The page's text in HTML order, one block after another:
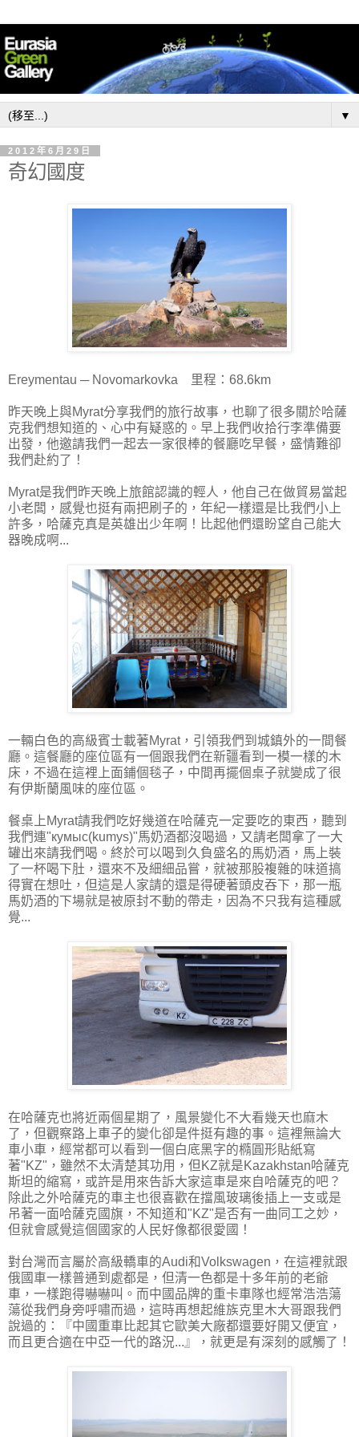
▼
2012年6月29日
奇幻國度
Ereymentau ─ Novomarkovka 里程：68.6km
昨天晚上與Myrat分享我們的旅行故事，也聊了很多關於哈薩
克我們想知道的、心中有疑惑的。早上我們收拾行李準備要
出發，他邀請我們一起去一家很棒的餐廳吃早餐，盛情難卻
我們赴約了！
Myrat是我們昨天晚上旅館認識的輕人，他自己在做貿易當起
小老闆，感覺也挺有兩把刷子的，年紀一樣還是比我們小上
許多，哈薩克真是英雄出少年啊！比起他們還盼望自己能大
器晚成啊...
一輛白色的高級賓士載著Myrat，引領我們到城鎮外的一間餐
廳。這餐廳的座位區有一個跟我們在新疆看到一模一樣的木
床，不過在這裡上面鋪個毯子，中間再擺個桌子就變成了很
有伊斯蘭風味的座位區。
餐桌上Myrat請我們吃好幾道在哈薩克一定要吃的東西，聽到
我們連"кумыс(kumys)"馬奶酒都沒喝過，又請老闆拿了一大
罐出來請我們喝。終於可以喝到久負盛名的馬奶酒，馬上裝
了一杯喝下肚，還來不及細細品嘗，就被那股複雜的味道搞
得實在想吐，但這是人家請的還是得硬著頭皮吞下，那一瓶
馬奶酒的下場就是被原封不動的帶走，因為不只我有這種感
覺...
在哈薩克也將近兩個星期了，風景變化不大看幾天也麻木
了，但觀察路上車子的變化卻是件挺有趣的事。這裡無論大
車小車，經常都可以看到一個白底黑字的橢圓形貼紙寫
著"KZ"，雖然不太清楚其功用，但KZ就是Kazakhstan哈薩克
斯坦的縮寫，或許是用來告訴大家這車是來自哈薩克的吧？
除此之外哈薩克的車主也很喜歡在擋風玻璃後插上一支或是
吊著一面哈薩克國旗，不知道和"KZ"是否有一曲同工之妙，
但就會感覺這個國家的人民好像都很愛國！
對台灣而言屬於高級轎車的Audi和Volkswagen，在這裡就跟
俄國車一樣普通到處都是，但清一色都是十多年前的老爺
車，一樣跑得嚇嚇叫。而中國品牌的重卡車隊也經常浩浩蕩
蕩從我們身旁呼嘯而過，這時再想起維族克里木大哥跟我們
說過的：『中國重車比起其它歐美大廠都還要好開又便宜，
而且更合適在中亞一代的路況...』，就更是有深刻的感觸了！